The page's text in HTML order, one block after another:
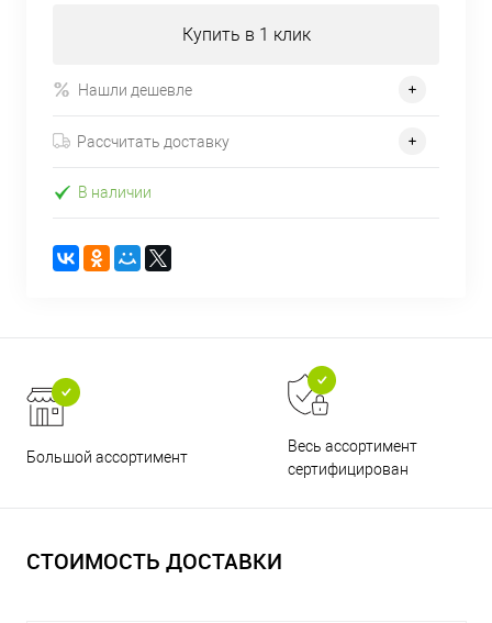
Купить в 1 клик
Нашли дешевле
Рассчитать доставку
В наличии
Большой ассортимент
Весь ассортимент
сертифицирован
СТОИМОСТЬ ДОСТАВКИ